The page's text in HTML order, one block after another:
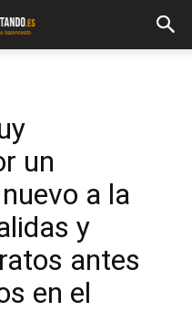
un
a la
y
antes
en el